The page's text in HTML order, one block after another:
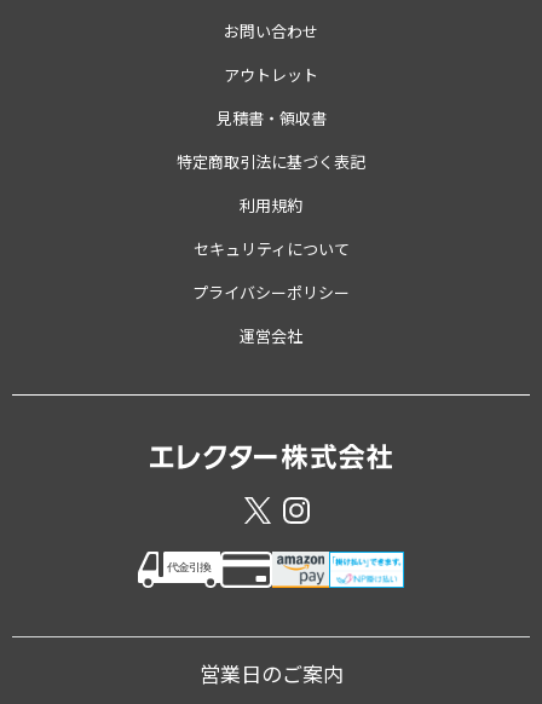
お問い合わせ
アウトレット
見積書・領収書
特定商取引法に基づく表記
利用規約
セキュリティについて
プライバシーポリシー
運営会社
営業日のご案内